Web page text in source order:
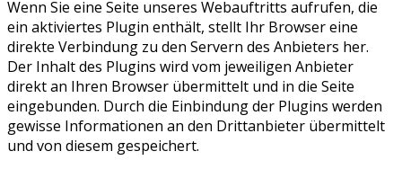
Wenn Sie eine Seite unseres Webauftritts aufrufen, die
ein aktiviertes Plugin enthält, stellt Ihr Browser eine
direkte Verbindung zu den Servern des Anbieters her.
Der Inhalt des Plugins wird vom jeweiligen Anbieter
direkt an Ihren Browser übermittelt und in die Seite
eingebunden. Durch die Einbindung der Plugins werden
gewisse Informationen an den Drittanbieter übermittelt
und von diesem gespeichert.